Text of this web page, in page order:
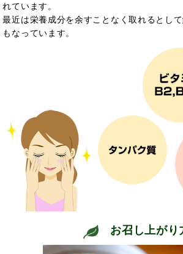
れています。
最近は栄養成分を余すことなく取れるとし
もなっています。
お召し上がり